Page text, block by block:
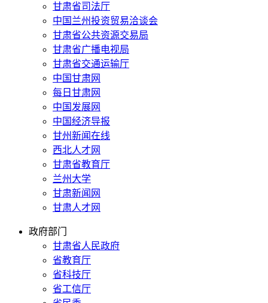
甘肃省司法厅
中国兰州投资贸易洽谈会
甘肃省公共资源交易局
甘肃省广播电视局
甘肃省交通运输厅
中国甘肃网
每日甘肃网
中国发展网
中国经济导报
甘州新闻在线
西北人才网
甘肃省教育厅
兰州大学
甘肃新闻网
甘肃人才网
政府部门
甘肃省人民政府
省教育厅
省科技厅
省工信厅